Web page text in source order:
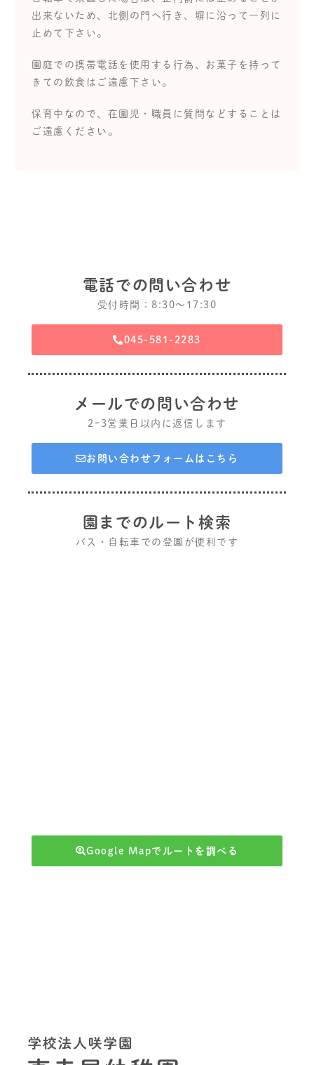
出来ないため、北側の門へ行き、塀に沿って一列に
止めて下さい。
園庭での携帯電話を使用する行為、お菓子を持って
きての飲食はご遠慮下さい。
保育中なので、在園児・職員に質問などすることは
ご遠慮ください。
電話での問い合わせ
受付時間：8:30〜17:30
045-581-2283
メールでの問い合わせ
2~3営業日以内に返信します
お問い合わせフォームはこちら
園までのルート検索
バス・自転車での登園が便利です
Google Mapでルートを調べる